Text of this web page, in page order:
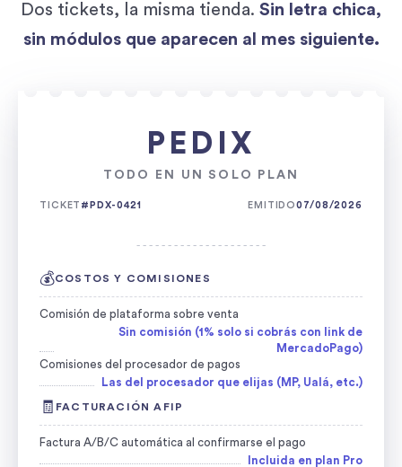
Dos tickets, la misma tienda. Sin letra chica,
sin módulos que aparecen al mes siguiente.
PEDIX
TODO EN UN SOLO PLAN
TICKET #PDX-0421 EMITIDO07/08/2026
- - - - - - - - - - - - - - - - - - - - -
💰COSTOS Y COMISIONES
Comisión de plataforma sobre venta
Sin comisión (1% solo si cobrás con link de
MercadoPago)
Comisiones del procesador de pagos
Las del procesador que elijas (MP, Ualá, etc.)
🧾 FACTURACIÓN AFIP
Factura A/B/C automática al confirmarse el pago
Incluida en plan Pro